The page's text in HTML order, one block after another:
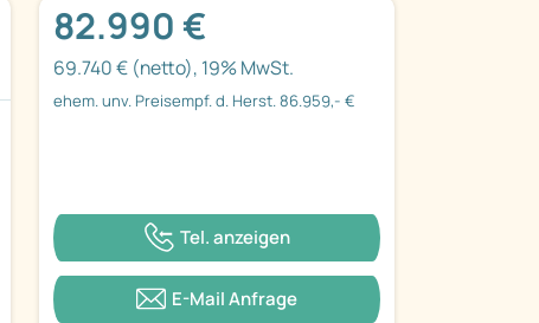
82.990 €
69.740 € (netto), 19% MwSt.
ehem. unv. Preisempf. d. Herst. 86.959,- €
Tel. anzeigen
E-Mail Anfrage